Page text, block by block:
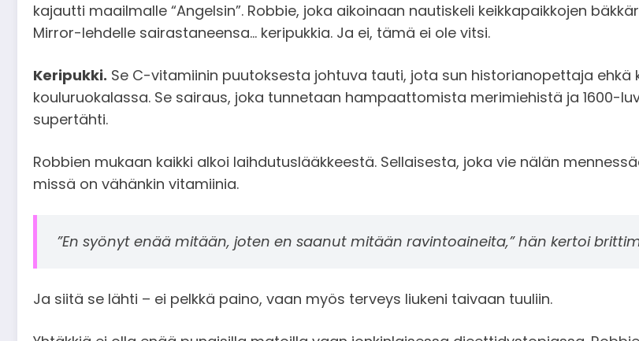
kajautti maailmalle “Angelsin”. Robbie, joka aikoinaan nautiskeli keikkapaikkojen
Mirror-lehdelle sairastaneensa… keripukkia. Ja ei, tämä ei ole vitsi.
Keripukki. Se C-vitamiinin puutoksesta johtuva tauti, jota sun historianopettaja
kouluruokalassa. Se sairaus, joka tunnetaan hampaattomista merimiehistä ja 1600-
supertähti.
Robbien mukaan kaikki alkoi laihdutuslääkkeestä. Sellaisesta, joka vie nälän
missä on vähänkin vitamiinia.
”En syönyt enää mitään, joten en saanut mitään ravintoaineita,” hän kertoi
Ja siitä se lähti – ei pelkkä paino, vaan myös terveys liukeni taivaan tuuliin.